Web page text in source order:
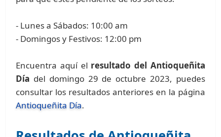
- Lunes a Sábados: 10:00 am
- Domingos y Festivos: 12:00 pm
Encuentra aquí el resultado del Antioqueñita
Día del domingo 29 de octubre 2023, puedes
consultar los resultados anteriores en la página
Antioqueñita Día.